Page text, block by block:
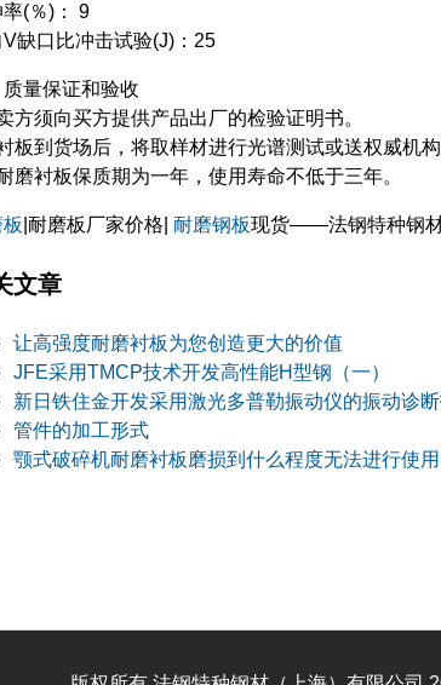
(％)： 9
缺口比冲击试验(J)：25
量保证和验收
方须向买方提供产品出厂的检验证明书。
板到货场后，将取样材进行光谱测试或送权威机
磨衬板保质期为一年，使用寿命不低于三年。
|耐磨板厂家价格| 耐磨钢板现货——法钢特种钢材
文章
让高强度耐磨衬板为您创造更大的价值
JFE采用TMCP技术开发高性能H型钢（一）
新日铁住金开发采用激光多普勒振动仪的振动诊
管件的加工形式
颚式破碎机耐磨衬板磨损到什么程度无法进行使用